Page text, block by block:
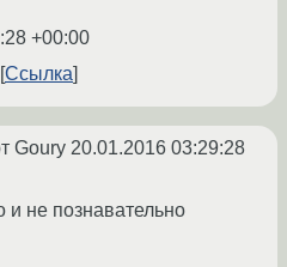
+00:00
Ссылка
Goury 20.01.2016 03:29:28
и не познавательно